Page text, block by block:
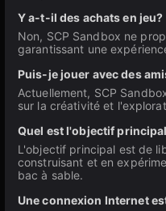
Y a-t-il des achats en jeu?
Non, SCP Sandbox ne
garantissant une
Puis-je jouer avec des
Actuellement, SCP
sur la créativité et
Quel est l'objectif
L'objectif principal est de
construisant et en
bac à sable.
Une connexion Internet